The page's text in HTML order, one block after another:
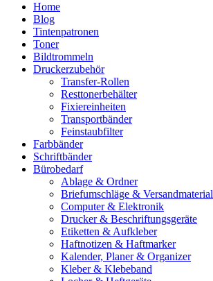
Home
Blog
Tintenpatronen
Toner
Bildtrommeln
Druckerzubehör
Transfer-Rollen
Resttonerbehälter
Fixiereinheiten
Transportbänder
Feinstaubfilter
Farbbänder
Schriftbänder
Bürobedarf
Ablage & Ordner
Briefumschläge & Versandmaterial
Computer & Elektronik
Drucker & Beschriftungsgeräte
Etiketten & Aufkleber
Haftnotizen & Haftmarker
Kalender, Planer & Organizer
Kleber & Klebeband